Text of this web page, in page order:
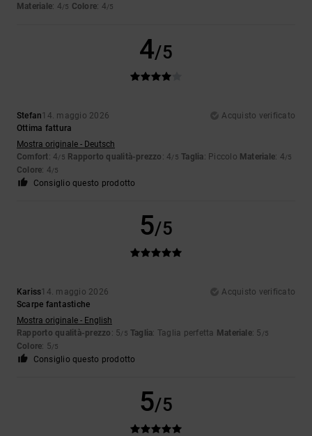
Materiale: 4/5 Colore: 4/5
4/5
Stefan14. maggio 2026
Acquisto verificato
Ottima fattura
Mostra originale - Deutsch
Comfort: 4/5 Rapporto qualità-prezzo : 4/5 Taglia: Piccolo Materiale: 4/5
Colore: 4/5
Consiglio questo prodotto
5/5
Kariss14. maggio 2026
Acquisto verificato
Scarpe fantastiche
Mostra originale - English
Rapporto qualità-prezzo : 5/5 Taglia: Taglia perfetta Materiale: 5 /5
Colore: 5/5
Consiglio questo prodotto
5/5